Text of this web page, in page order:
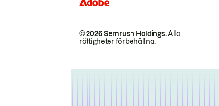
© 2026 Semrush Holdings.Alla
rättigheter förbehållna.